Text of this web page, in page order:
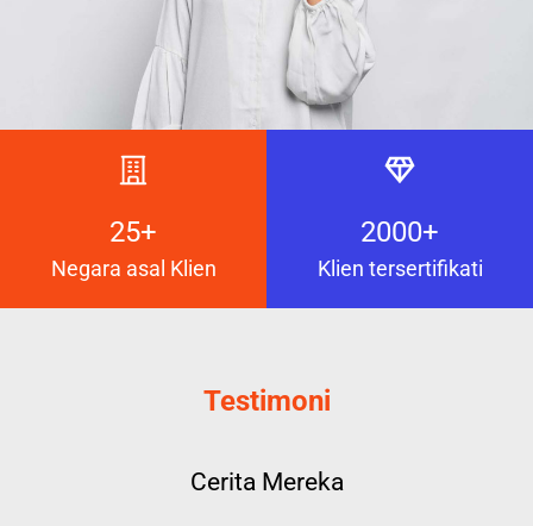
25+
Negara asal Klien
2000+
Klien tersertifikati
Testimoni
Cerita Mereka